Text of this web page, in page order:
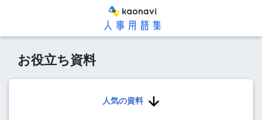
お役立ち資料
人気の資料